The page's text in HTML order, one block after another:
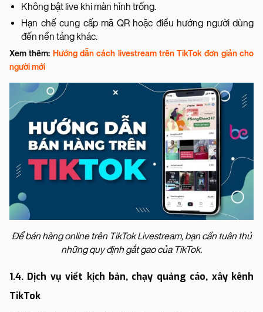
Không bật live khi màn hình trống.
Hạn chế cung cấp mã QR hoặc điều hướng người dùng
đến nền tảng khác.
Xem thêm: Hướng dẫn cách livestream trên TikTok đơn giản cho
người mới
Để bán hàng online trên TikTok Livestream, bạn cần tuân thủ
những quy định gắt gao của TikTok.
1.4. Dịch vụ viết kịch bản, chạy quảng cáo, xây kênh
TikTok